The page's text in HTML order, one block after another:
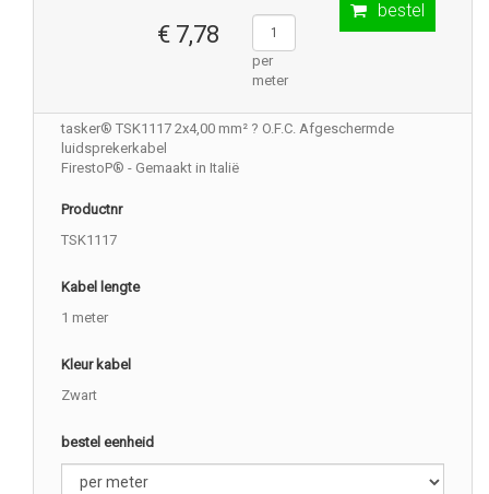
€ 7,78
per
meter
bestel
tasker® TSK1117 2x4,00 mm² ? O.F.C. Afgeschermde
luidsprekerkabel
FirestoP® - Gemaakt in Italië
Productnr
TSK1117
Kabel lengte
1 meter
Kleur kabel
Zwart
bestel eenheid